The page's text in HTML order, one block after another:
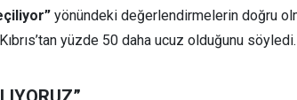
yönündeki değerlendirmelerin doğru
yüzde 50 daha ucuz olduğunu söyledi.